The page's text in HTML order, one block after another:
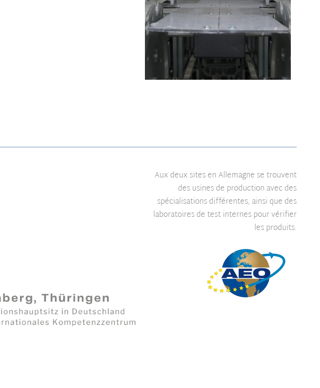
Aux deux sites en Allemagne se trouvent
des usines de production avec des
spécialisations différentes, ainsi que des
laboratoires de test internes pour vérifier
les produits.